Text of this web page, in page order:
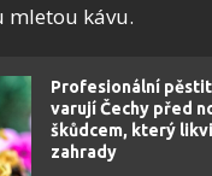
mletou kávu.
Profesionální
varují Čechy před
škůdcem, který
zahrady